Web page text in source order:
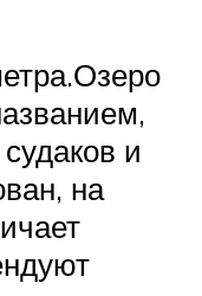
и
на